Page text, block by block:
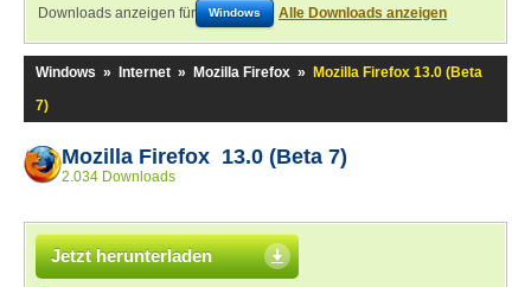
Downloads anzeigen für Windows Alle Downloads anzeigen
Windows » Internet » Mozilla Firefox »
Mozilla Firefox 13.0 (Beta
7)
Mozilla Firefox 13.0 (Beta 7)
2.034 Downloads
Jetzt herunterladen